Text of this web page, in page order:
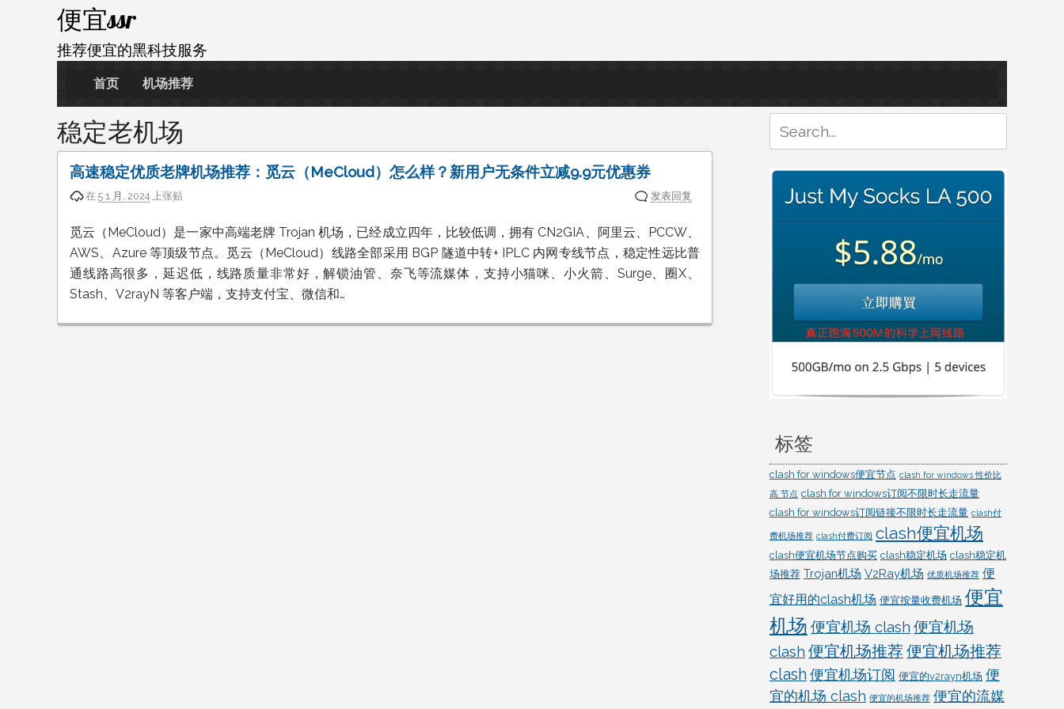
跳
至
内
容
便宜ssr
推荐便宜的黑科技服务
首页 机场推荐
稳定老机场
高速稳定优质老牌机场推荐：觅云（MeCloud）怎么样？新用户无条件立减9.9元优惠券
在 5 1 月, 2024 上张贴 发表回复
觅云（MeCloud）是一家中高端老牌 Trojan 机场，已经成立四年，比较低调，拥有 CN2GIA、阿里云、PCCW、
AWS、Azure 等顶级节点。觅云（MeCloud）线路全部采用 BGP 隧道中转+ IPLC 内网专线节点，稳定性远比普
通线路高很多，延迟低，线路质量非常好，解锁油管、奈飞等流媒体，支持小猫咪、小火箭、Surge、圈X、
Stash、V2rayN 等客户端，支持支付宝、微信和…
for:
标签
clash for windows便宜节点 clash for windows 性价比
高 节点 clash for windows订阅不限时长走流量
clash for windows订阅链接不限时长走流量 clash付
费机场推荐 clash付费订阅 clash便宜机场
clash便宜机场节点购买 clash稳定机场 clash稳定机
场推荐 Trojan机场 V2Ray机场 优质机场推荐 便
宜好用的clash机场 便宜按量收费机场 便宜
机场 便宜机场 clash 便宜机场
clash 便宜机场推荐便宜机场推荐
clash 便宜机场订阅 便宜的v2rayn机场 便
宜的机场 clash 便宜的机场推荐 便宜的流媒